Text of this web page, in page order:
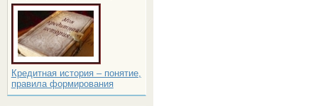
Кредитная история – понятие,
правила формирования